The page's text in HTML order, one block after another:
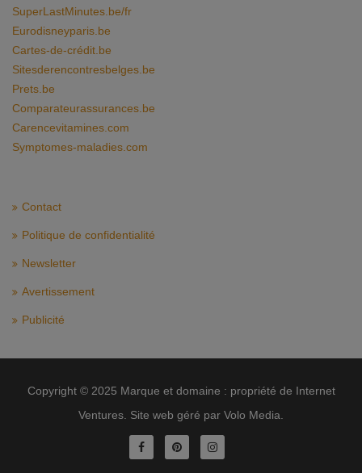
SuperLastMinutes.be/fr
Eurodisneyparis.be
Cartes-de-crédit.be
Sitesderencontresbelges.be
Prets.be
Comparateurassurances.be
Carencevitamines.com
Symptomes-maladies.com
Contact
Politique de confidentialité
Newsletter
Avertissement
Publicité
Copyright © 2025 Marque et domaine : propriété de Internet
Ventures. Site web géré par Volo Media.